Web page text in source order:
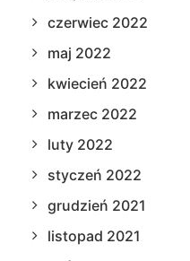
czerwiec 2022
maj 2022
kwiecień 2022
marzec 2022
luty 2022
styczeń 2022
grudzień 2021
listopad 2021